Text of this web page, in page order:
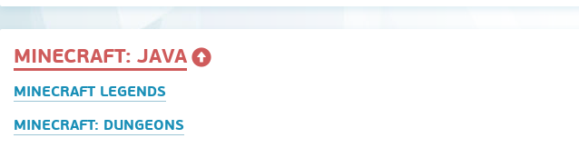
MINECRAFT: JAVA
MINECRAFT LEGENDS
MINECRAFT: DUNGEONS